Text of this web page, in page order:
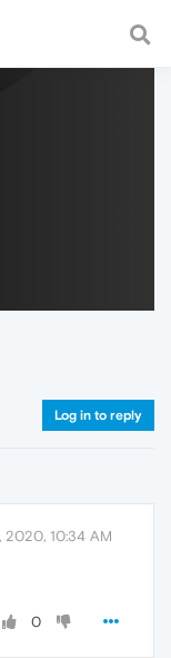
fast and
Log in to reply
2020, 10:34 AM
0